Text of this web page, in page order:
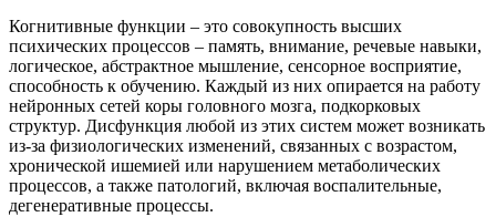
Когнитивные функции – это совокупность высших
психических процессов – память, внимание, речевые навыки,
логическое, абстрактное мышление, сенсорное восприятие,
способность к обучению. Каждый из них опирается на работу
нейронных сетей коры головного мозга, подкорковых
структур. Дисфункция любой из этих систем может возникать
из-за физиологических изменений, связанных с возрастом,
хронической ишемией или нарушением метаболических
процессов, а также патологий, включая воспалительные,
дегенеративные процессы.